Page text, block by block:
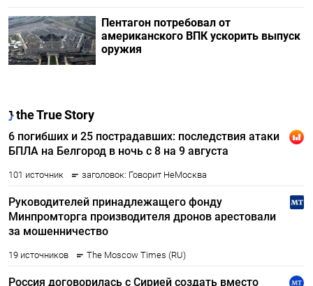
Пентагон потребовал от
американского ВПК ускорить выпуск
оружия